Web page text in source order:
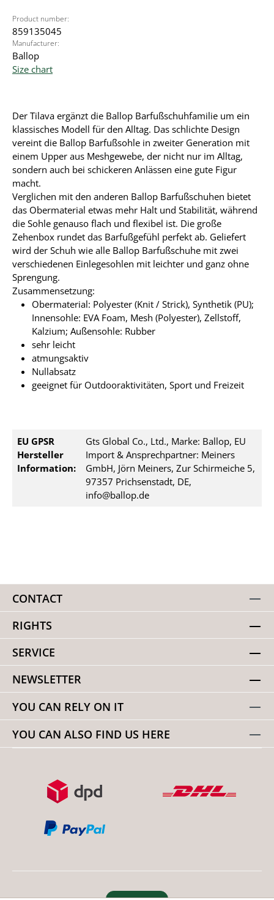
Product number:
859135045
Manufacturer:
Ballop
Size chart
Der Tilava ergänzt die Ballop Barfußschuhfamilie um ein
klassisches Modell für den Alltag. Das schlichte Design
vereint die Ballop Barfußsohle in zweiter Generation mit
einem Upper aus Meshgewebe, der nicht nur im Alltag,
sondern auch bei schickeren Anlässen eine gute Figur
macht.
Verglichen mit den anderen Ballop Barfußschuhen bietet
das Obermaterial etwas mehr Halt und Stabilität, während
die Sohle genauso flach und flexibel ist. Die große
Zehenbox rundet das Barfußgefühl perfekt ab. Geliefert
wird der Schuh wie alle Ballop Barfußschuhe mit zwei
verschiedenen Einlegesohlen mit leichter und ganz ohne
Sprengung.
Zusammensetzung:
Obermaterial: Polyester (Knit / Strick), Synthetik (PU);
Innensohle: EVA Foam, Mesh (Polyester), Zellstoff,
Kalzium; Außensohle: Rubber
sehr leicht
atmungsaktiv
Nullabsatz
geeignet für Outdooraktivitäten, Sport und Freizeit
EU GPSR
Hersteller
Information:
Gts Global Co., Ltd., Marke: Ballop, EU
Import & Ansprechpartner: Meiners
GmbH, Jörn Meiners, Zur Schirmeiche 5,
97357 Prichsenstadt, DE,
info@ballop.de
CONTACT
RIGHTS
SERVICE
NEWSLETTER
YOU CAN RELY ON IT
YOU CAN ALSO FIND US HERE